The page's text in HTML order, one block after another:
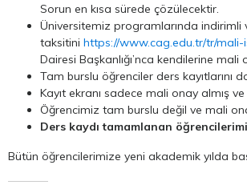
Sorun en kısa sürede çözülecektir.
Üniversitemiz programlarında indirimli
taksitini https://www.cag.edu.tr/tr/
Dairesi Başkanlığı’nca kendilerine mali
Tam burslu öğrenciler ders kayıtlarını
Kayıt ekranı sadece mali onay almış
Öğrencimiz tam burslu değil ve mali
Ders kaydı tamamlanan
Bütün öğrencilerimize yeni akademik yılda